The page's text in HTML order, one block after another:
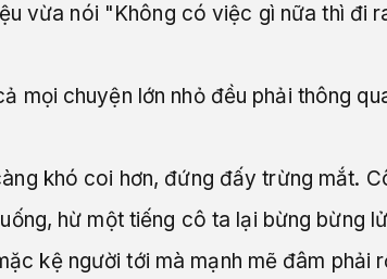
vừa nói "Không có việc gì nữa thì đi
mọi chuyện lớn nhỏ đều phải thông
khó coi hơn, đứng đấy trừng mắt.
hừ một tiếng cô ta lại bừng bừng
kệ người tới mà mạnh mẽ đâm phải